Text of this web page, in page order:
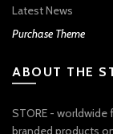
Latest News
Purchase Theme
ABOUT THE
STORE - worldwide
branded products